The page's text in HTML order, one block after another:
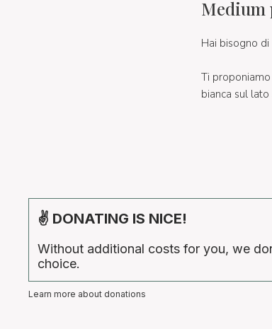
Medium
Hai bisogno di
Ti
bianca sul
✌ DONATING IS NICE!
Without additional costs for you, we
choice.
Learn more about donations